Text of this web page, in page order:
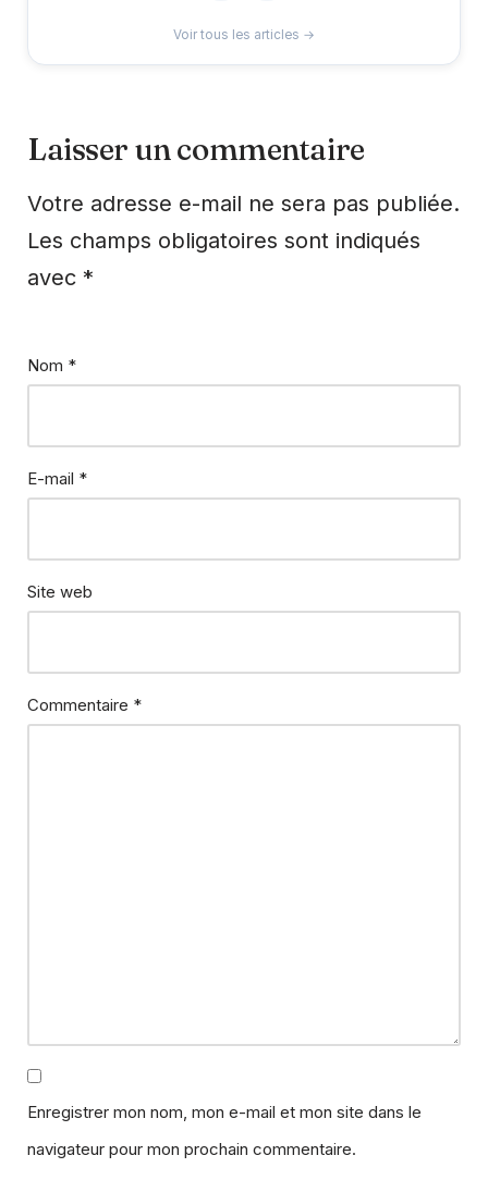
Voir tous les articles →
Laisser un commentaire
Votre adresse e-mail ne sera pas publiée.
Les champs obligatoires sont indiqués
avec *
Nom *
E-mail *
Site web
Commentaire *
Enregistrer mon nom, mon e-mail et mon site dans le
navigateur pour mon prochain commentaire.